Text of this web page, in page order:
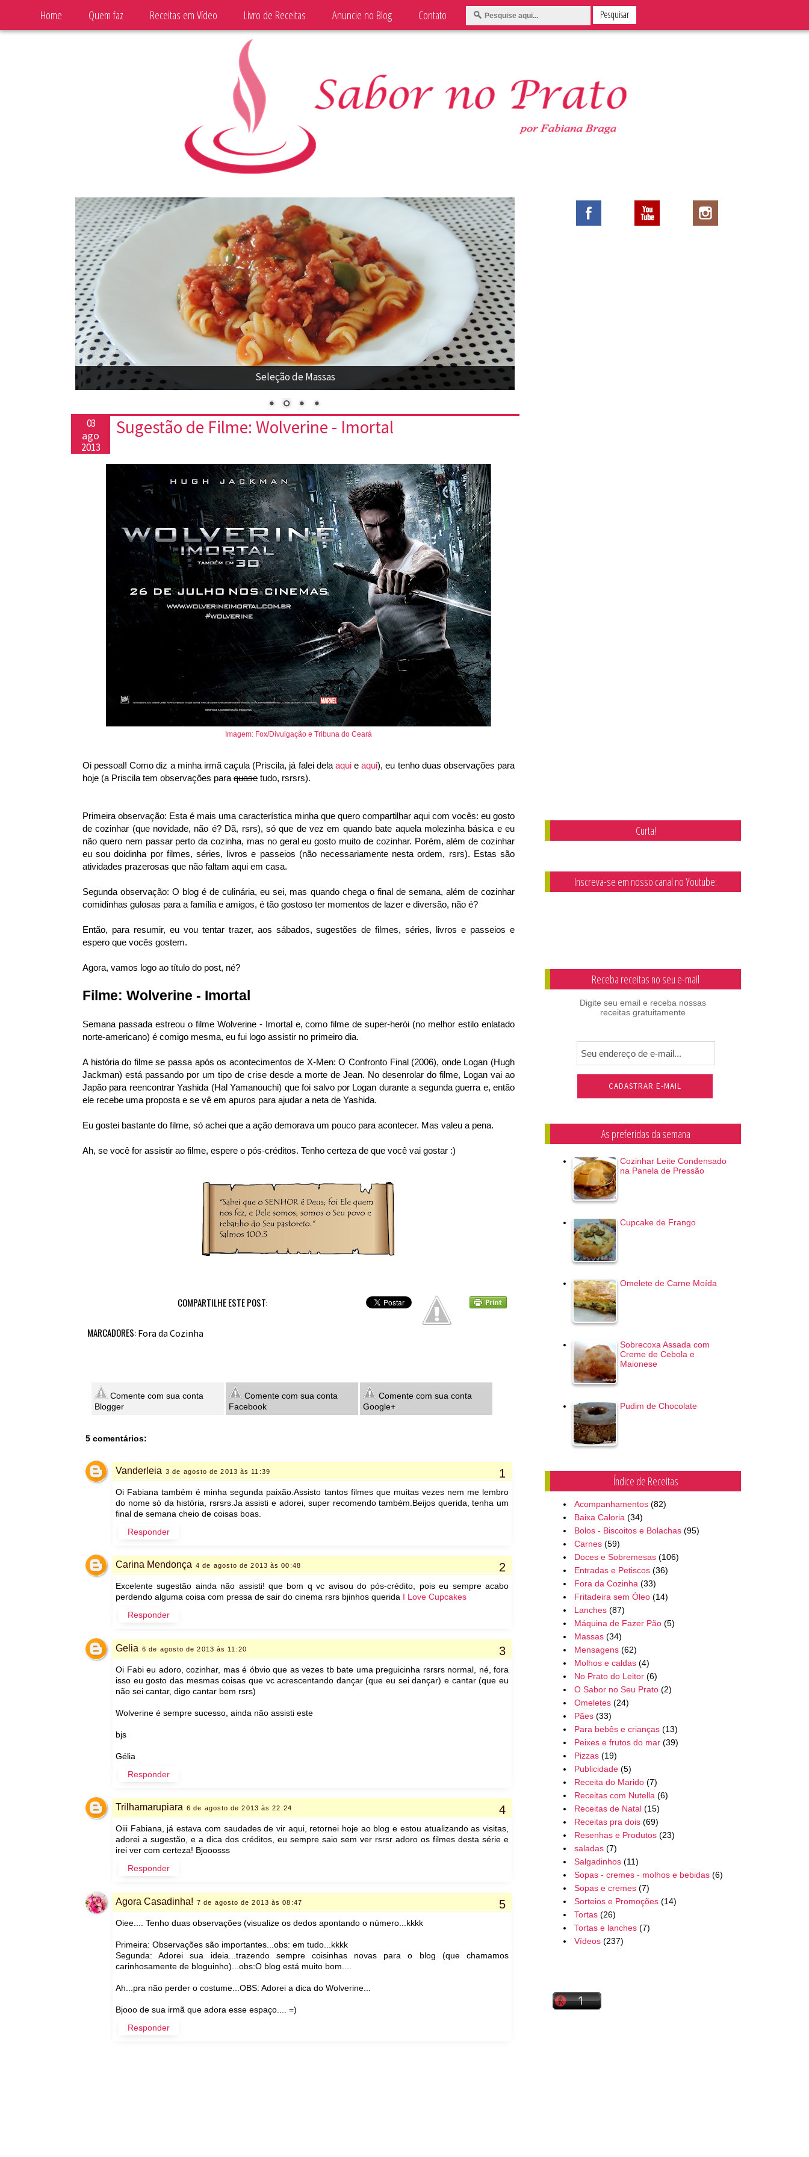
Seleção de Massas
03
ago
2013
Sugestão de Filme: Wolverine - Imortal
Imagem: Fox/Divulgação e Tribuna do Ceará
Oi pessoal! Como diz a minha irmã caçula (Priscila, já falei dela aquieaqui), eu tenho duas observações para
hoje (a Priscila tem observações para quase tudo, rsrsrs).
Primeira observação: Esta é mais uma característica minha que quero compartilhar aqui com vocês: eu gosto
de cozinhar (que novidade, não é? Dã, rsrs), só que de vez em quando bate aquela molezinha básica e eu
não quero nem passar perto da cozinha, mas no geral eu gosto muito de cozinhar. Porém, além de cozinhar
eu sou doidinha por filmes, séries, livros e passeios (não necessariamente nesta ordem, rsrs). Estas são
atividades prazerosas que não faltam aqui em casa.
Segunda observação: O blog é de culinária, eu sei, mas quando chega o final de semana, além de cozinhar
comidinhas gulosas para a família e amigos, é tão gostoso ter momentos de lazer e diversão, não é?
Então, para resumir, eu vou tentar trazer, aos sábados, sugestões de filmes, séries, livros e passeios e
espero que vocês gostem.
Agora, vamos logo ao título do post, né?
Filme: Wolverine - Imortal
Semana passada estreou o filme Wolverine - Imortal e, como filme de super-herói (no melhor estilo enlatado
norte-americano) é comigo mesma, eu fui logo assistir no primeiro dia.
A história do filme se passa após os acontecimentos de X-Men: O Confronto Final (2006), onde Logan (Hugh
Jackman) está passando por um tipo de crise desde a morte de Jean. No desenrolar do filme, Logan vai ao
Japão para reencontrar Yashida (Hal Yamanouchi) que foi salvo por Logan durante a segunda guerra e, então
ele recebe uma proposta e se vê em apuros para ajudar a neta de Yashida.
Eu gostei bastante do filme, só achei que a ação demorava um pouco para acontecer. Mas valeu a pena.
Ah, se você for assistir ao filme, espere o pós-créditos. Tenho certeza de que você vai gostar :)
COMPARTILHE ESTE POST:
MARCADORES: Fora da Cozinha
Comente com sua conta
Blogger
Comente com sua conta
Facebook
Comente com sua conta
Google+
5 comentários:
Vanderleia 3 de agosto de 2013 às 11:39
Oi Fabiana também é minha segunda paixão.Assisto tantos filmes que muitas vezes nem me lembro
do nome só da história, rsrsrs.Ja assisti e adorei, super recomendo também.Beijos querida, tenha um
final de semana cheio de coisas boas.
Responder
Carina Mendonça 4 de agosto de 2013 às 00:48
Excelente sugestão ainda não assisti! que bom q vc avisou do pós-crédito, pois eu sempre acabo
perdendo alguma coisa com pressa de sair do cinema rsrs bjinhos querida I Love Cupcakes
Responder
Gelia 6 de agosto de 2013 às 11:20
Oi Fabi eu adoro, cozinhar, mas é óbvio que as vezes tb bate uma preguicinha rsrsrs normal, né, fora
isso eu gosto das mesmas coisas que vc acrescentando dançar (que eu sei dançar) e cantar (que eu
não sei cantar, digo cantar bem rsrs)
Wolverine é sempre sucesso, ainda não assisti este
bjs
Gélia
Responder
Trilhamarupiara 6 de agosto de 2013 às 22:24
Oiii Fabiana, já estava com saudades de vir aqui, retornei hoje ao blog e estou atualizando as visitas,
adorei a sugestão, e a dica dos créditos, eu sempre saio sem ver rsrsr adoro os filmes desta série e
irei ver com certeza! Bjooosss
Responder
Agora Casadinha! 7 de agosto de 2013 às 08:47
Oiee.... Tenho duas observações (visualize os dedos apontando o número...kkkk
Primeira: Observações são importantes...obs: em tudo...kkkk
Segunda: Adorei sua ideia...trazendo sempre coisinhas novas para o blog (que chamamos
carinhosamente de bloguinho)...obs:O blog está muito bom....
Ah...pra não perder o costume...OBS: Adorei a dica do Wolverine...
Bjooo de sua irmã que adora esse espaço.... =)
Responder
Home Quem faz Receitas em Vídeo Livro de Receitas Anuncie no Blog Contato
Curta!
Inscreva-se em nosso canal no Youtube:
Receba receitas no seu e-mail
Digite seu email e receba nossas
receitas gratuitamente
As preferidas da semana
Cozinhar Leite Condensado
na Panela de Pressão
Cupcake de Frango
Omelete de Carne Moída
Sobrecoxa Assada com
Creme de Cebola e
Maionese
Pudim de Chocolate
Índice de Receitas
Acompanhamentos (82)
Baixa Caloria (34)
Bolos - Biscoitos e Bolachas (95)
Carnes (59)
Doces e Sobremesas (106)
Entradas e Petiscos (36)
Fora da Cozinha (33)
Fritadeira sem Óleo (14)
Lanches (87)
Máquina de Fazer Pão (5)
Massas (34)
Mensagens (62)
Molhos e caldas (4)
No Prato do Leitor (6)
O Sabor no Seu Prato (2)
Omeletes (24)
Pães (33)
Para bebês e crianças (13)
Peixes e frutos do mar (39)
Pizzas (19)
Publicidade (5)
Receita do Marido (7)
Receitas com Nutella (6)
Receitas de Natal (15)
Receitas pra dois (69)
Resenhas e Produtos (23)
saladas (7)
Salgadinhos (11)
Sopas - cremes - molhos e bebidas (6)
Sopas e cremes (7)
Sorteios e Promoções (14)
Tortas (26)
Tortas e lanches (7)
Vídeos (237)